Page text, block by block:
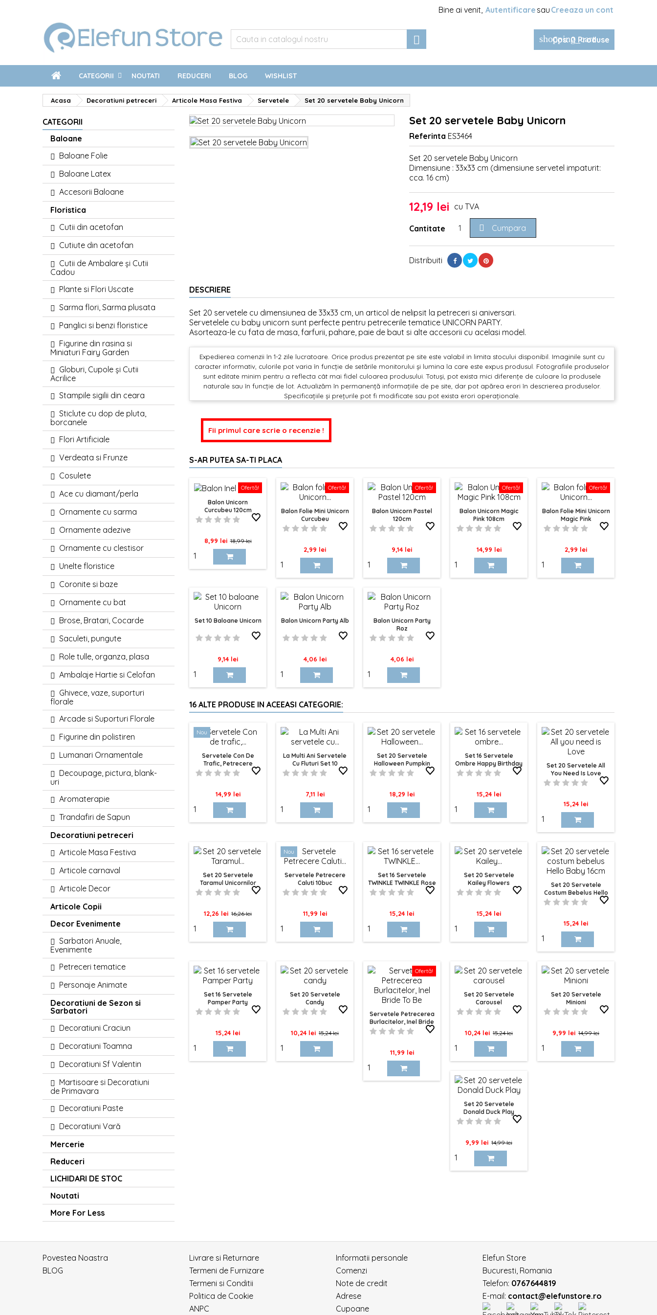
Bine ai venit, Autentificare sau Creeaza un cont
shopping_cart
Cos: 0 Produse

CATEGORII NOUTATI REDUCERI BLOG WISHLIST
Acasa Decoratiuni petreceri Articole Masa Festiva Servetele Set 20 servetele Baby Unicorn
CATEGORII
Baloane
Baloane Folie
Baloane Latex
Accesorii Baloane
Floristica
Cutii din acetofan
Cutiute din acetofan
Cutii de Ambalare și Cutii
Cadou
Plante si Flori Uscate
Sarma flori, Sarma plusata
Panglici si benzi floristice
Figurine din rasina si
Miniaturi Fairy Garden
Globuri, Cupole și Cutii
Acrilice
Stampile sigilii din ceara
Sticlute cu dop de pluta,
borcanele
Flori Artificiale
Verdeata si Frunze
Cosulete
Ace cu diamant/perla
Ornamente cu sarma
Ornamente adezive
Ornamente cu clestisor
Unelte floristice
Coronite si baze
Ornamente cu bat
Brose, Bratari, Cocarde
Saculeti, pungute
Role tulle, organza, plasa
Ambalaje Hartie si Celofan
Ghivece, vaze, suporturi
florale
Arcade si Suporturi Florale
Figurine din polistiren
Lumanari Ornamentale
Decoupage, pictura, blank-
uri
Aromaterapie
Trandafiri de Sapun
Decoratiuni petreceri
Articole Masa Festiva
Articole carnaval
Articole Decor
Articole Copii
Decor Evenimente
Sarbatori Anuale,
Evenimente
Petreceri tematice
Personaje Animate
Decoratiuni de Sezon si
Sarbatori
Decoratiuni Craciun
Decoratiuni Toamna
Decoratiuni Sf Valentin
Martisoare si Decoratiuni
de Primavara
Decoratiuni Paste
Decoratiuni Vară
Mercerie
Reduceri
LICHIDARI DE STOC
Noutati
More For Less
Set 20 servetele Baby Unicorn
Referinta ES3464
Set 20 servetele Baby Unicorn
Dimensiune : 33x33 cm (dimensiune servetel impaturit:
cca. 16 cm)
12,19 lei cu TVA
Cantitate  Cumpara
Distribuiti
DESCRIERE
Set 20 servetele cu dimensiunea de 33x33 cm, un articol de nelipsit la petreceri si aniversari.
Servetelele cu baby unicorn sunt perfecte pentru petrecerile tematice UNICORN PARTY.
Asorteaza-le cu fata de masa, farfurii, pahare, paie de baut si alte accesorii cu acelasi model.
Expedierea comenzii în 1-2 zile lucratoare. Orice produs prezentat pe site este valabil in limita stocului disponibil. Imaginile sunt cu
caracter informativ, culorile pot varia în funcție de setările monitorului și lumina la care este expus produsul. Fotografiile produselor
sunt editate minim pentru a reflecta cât mai fidel culoarea produsului. Totuși, pot exista mici diferențe de culoare la produsele
naturale sau în funcție de lot. Actualizăm în permanență informațiile de pe site, dar pot apărea erori în descrierea produselor.
Specificațiile și prețurile pot fi modificate sau pot exista erori operaționale.
Fii primul care scrie o recenzie !
S-AR PUTEA SA-TI PLACA
Ofertă!
Balon Unicorn
Curcubeu 120cm
Pret
8,99 lei Pret
de
baza
18,99 lei
Ofertă!
Balon Folie Mini Unicorn
Curcubeu
Pret
2,99 lei
Ofertă!
Balon Unicorn Pastel
120cm
Pret
9,14 lei
Ofertă!
Balon Unicorn Magic
Pink 108cm
Pret
14,99 lei
Ofertă!
Balon Folie Mini Unicorn
Magic Pink
Pret
2,99 lei
Set 10 Baloane Unicorn
Pret
9,14 lei
Balon Unicorn Party Alb
Pret
4,06 lei
Balon Unicorn Party
Roz
Pret
4,06 lei
16 ALTE PRODUSE IN ACEEASI CATEGORIE:
Nou
Servetele Con De
Trafic, Petrecere
Masini, 10 Buc
Pret
14,99 lei
La Multi Ani Servetele
Cu Fluturi Set 10
Pret
7,11 lei
Set 20 Servetele
Halloween Pumpkin
Pret
18,29 lei
Set 16 Servetele
Ombre Happy Birthday
Cu Franjuri Rose Gold
Pret
15,24 lei
Set 20 Servetele All
You Need Is Love
Pret
15,24 lei
Set 20 Servetele
Taramul Unicornilor
Pret
12,26 lei Pret
de
baza
16,26 lei
Nou
Servetele Petrecere
Caluti 10buc
Pret
11,99 lei
Set 16 Servetele
TWINKLE TWINKLE Rose
Gold
Pret
15,24 lei
Set 20 Servetele
Kailey Flowers
Pret
15,24 lei
Set 20 Servetele
Costum Bebelus Hello
Baby 16cm
Pret
15,24 lei
Set 16 Servetele
Pamper Party
Pret
15,24 lei
Set 20 Servetele
Candy
Pret
10,24 lei Pret
de
baza
15,24 lei
Ofertă!
Servetele Petrecerea
Burlacitelor, Inel Bride
To Be, 10 Buc
Pret
11,99 lei
Set 20 Servetele
Carousel
Pret
10,24 lei Pret
de
baza
15,24 lei
Set 20 Servetele
Minioni
Pret
9,99 lei Pret
de
baza
14,99 lei
Set 20 Servetele
Donald Duck Play
Pret
9,99 lei Pret
de
baza
14,99 lei
Povestea Noastra
BLOG
Livrare si Returnare
Termeni de Furnizare
Termeni si Conditii
Politica de Cookie
ANPC
Informatii personale
Comenzi
Note de credit
Adrese
Cupoane
Elefun Store
Bucuresti, Romania
Telefon: 0767644819
E-mail: contact@elefunstore.ro